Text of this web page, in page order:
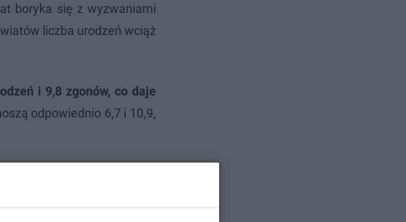
boryka się z wyzwaniami
liczba urodzeń wciąż
i 9,8 zgonów, co daje
odpowiednio 6,7 i 10,9,